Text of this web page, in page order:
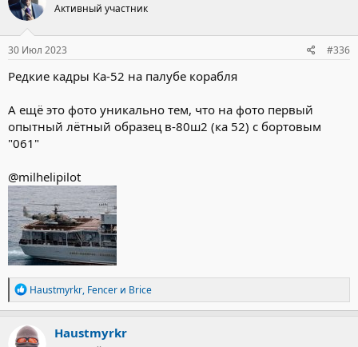
Активный участник
30 Июл 2023 #336
Редкие кадры Ка-52 на палубе корабля
А ещё это фото уникально тем, что на фото первый
опытный лётный образец в-80ш2 (ка 52) с бортовым
"061"
@milhelipilot
Р
е
а
к
ц
Haustmyrkr, Fencer и Brice
Haustmyrkr